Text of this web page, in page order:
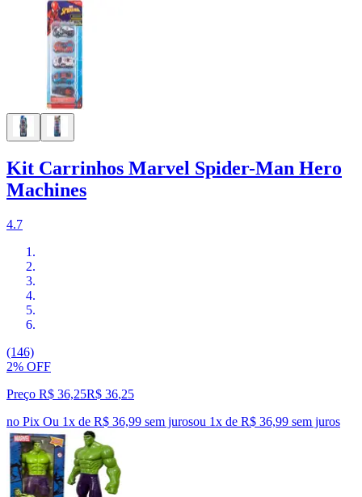
Kit Carrinhos Marvel Spider-Man Hero
Machines
4.7
(146)
2% OFF
Preço R$ 36,25R$ 36,25
no Pix Ou 1x de R$ 36,99 sem jurosou 1x de R$ 36,99 sem juros